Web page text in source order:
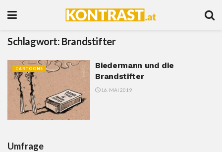
Schlagwort: Brandstifter
CARTOONS
Biedermann und die
Brandstifter
16. MAI 2019
Umfrage